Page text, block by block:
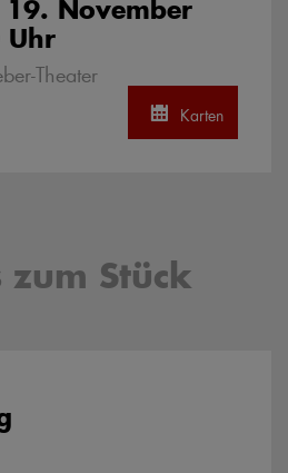
19. November
Uhr
Theater
Karten
zum Stück